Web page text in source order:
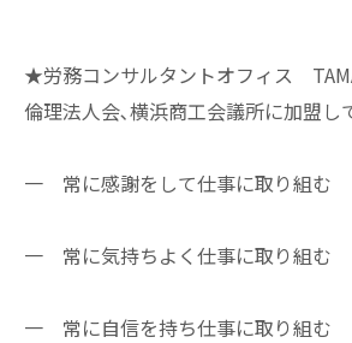
★労務コンサルタントオフィス
倫理法人会､横浜商工会議所に加盟し
一 常に感謝をして仕事に取り組む
一 常に気持ちよく仕事に取り組む
一 常に自信を持ち仕事に取り組む